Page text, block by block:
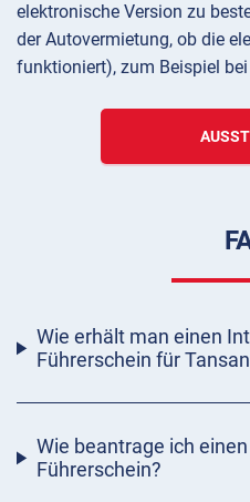
elektronische Version zu
der Autovermietung, ob die
funktioniert), zum Beispiel
Wie erhält man einen
Führerschein für
Wie beantrage ich
Führerschein?